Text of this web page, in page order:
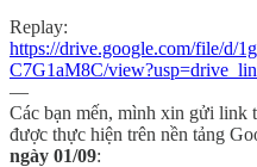
Replay:
https://drive.google.com/file/d/
C7G1aM8C/
—
Các bạn mến, mình xin gửi link
được thực hiện trên nền tảng
ngày 01/09: